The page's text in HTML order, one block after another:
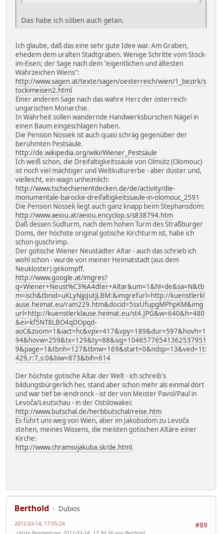
Das habe ich söben auch getan.
Ich glaube, daß das eine sehr gute Idee war. Am Graben,
ehedem dem uralten Stadtgraben. Wenige Schritte vom Stock-
im-Eisen; der Sage nach dem "eigentlichen und ältesten
Wahrzeichen Wiens":
http://www.sagen.at/texte/sagen/oesterreich/wien/1_bezirk/s
tockimeisen2.html
Einer anderen Sage nach das wahre Herz der österreich-
ungarischen Monarchie.
In Wahrheit sollen wandernde Handwerksburschen Nägel in
einen Baum eingeschlagen haben.
Die Pension Nossek ist auch quasi schräg gegenüber der
berühmten Pestsäule.
http://de.wikipedia.org/wiki/Wiener_Pestsäule
Ich weiß schon, die Dreifaltigkeitssäule von Olmütz (Olomouc)
ist noch viel mächtiger und Weltkulturerbe - aber düster und,
vielleicht, ein wagn unheimlich:
http://www.tschechienentdecken.de/de/activity/die-
monumentale-barocke-dreifaltigkeitssaule-in-olomouc_2591
Die Pension Nossek liegt auch ganz knapp beim Stephansdom:
http://www.aeiou.at/aeiou.encyclop.s/s838794.htm
Daß dessen Südturm, nach dem hohen Turm des Straßburger
Doms, der höchste original gotische Kirchturm ist, habe ich
schon guschrimp.
Der gotische Wiener Neustädter Altar - auch das schrieb ich
wohl schon - wurde von meiner Heimatstadt (aus dem
Neukloster) gekompff.
http://www.google.at/imgres?
q=Wiener+Neust%C3%A4dter+Altar&um=1&hl=de&sa=N&tb
m=isch&tbnid=uKLyNjpJutjLBM:&imgrefurl=http://kuenstlerkl
ause.heimat.eu/ram229.htm&docid=5sxUfupgMPhpKM&img
url=http://kuenstlerklause.heimat.eu/st4.JPG&w=640&h=480
&ei=kf5NT8LBO4qDOpqd-
aoC&zoom=1&iact=hc&vpx=417&vpy=189&dur=597&hovh=1
94&hovw=259&tx=129&ty=88&sig=10465776541362537951
9&page=1&tbnh=127&tbnw=169&start=0&ndsp=13&ved=1t:
429,r:7,s:0&biw=873&bih=614
Der höchste gotische Altar der Welt - ich schreib's
bildungsbürgerlich her, stand aber schon mehr als einmal dort
und war tief be-iendronck - ist der von Meister Pavol/Paul in
Levoča/Leutschau - in der Ostslowakei:
http://www.butschal.de/herbbutschal/reise.htm
Es führt uns weg von Wien, aber im Jakobsdom zu Levoča
stehen, meines Wissens, die meisten gotischen Altäre einer
Kirche:
http://www.chramsvjakuba.sk/de.html.
Berthold
Dubios
#89
2012-03-14, 17:05:24